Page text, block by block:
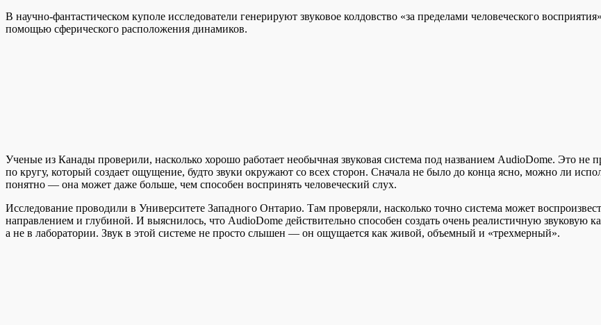
В научно-фантастическом куполе исследователи генерируют звуковое колдовство «за пределами человеческого
помощью сферического расположения динамиков.
Ученые из Канады проверили, насколько хорошо работает необычная звуковая система под названием AudioDome. Это
по кругу, который создает ощущение, будто звуки окружают со всех сторон. Сначала не было до конца ясно, можно ли
понятно — она может даже больше, чем способен воспринять человеческий слух.
Исследование проводили в Университете Западного Онтарио. Там проверяли, насколько точно система может
направлением и глубиной. И выяснилось, что AudioDome действительно способен создать очень реалистичную звуковую
а не в лаборатории. Звук в этой системе не просто слышен — он ощущается как живой, объемный и «трехмерный».